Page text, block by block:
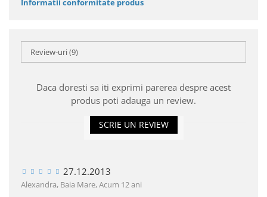
Informatii conformitate produs
Review-uri(9)
Daca doresti sa iti exprimi parerea despre acest
produs poti adauga un review.
SCRIE UN REVIEW
27.12.2013
Alexandra, Baia Mare,Acum 12 ani